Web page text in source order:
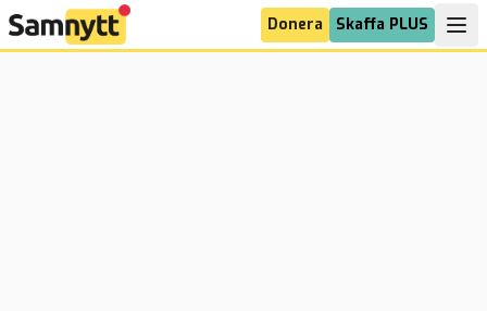
Donera Skaffa PLUS